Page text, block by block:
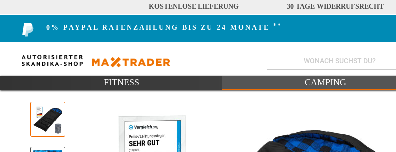
KOSTENLOSE LIEFERUNG 30 TAGE WIDERRUFSRECHT
0% PAYPAL RATENZAHLUNG BIS ZU 24 MONATE **
FITNESS CAMPING